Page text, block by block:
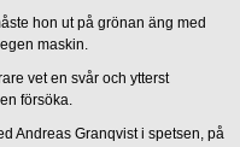
hon ut på grönan äng med
maskin.
vet en svår och ytterst
försöka.
Andreas Granqvist i spetsen, på